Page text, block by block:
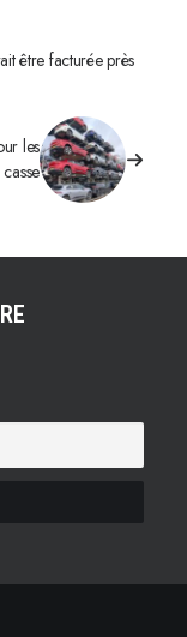
être facturée près
les